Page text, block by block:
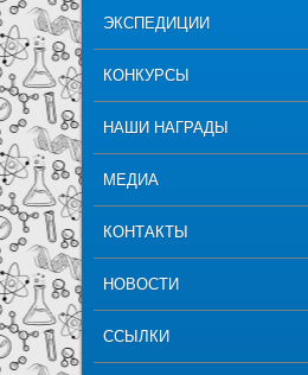
ЭКСПЕДИЦИИ
КОНКУРСЫ
НАШИ НАГРАДЫ
МЕДИА
КОНТАКТЫ
НОВОСТИ
ССЫЛКИ